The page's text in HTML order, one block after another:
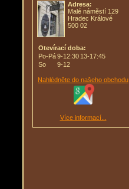
Adresa:
Malé náměstí 129
Hradec Králové
500 02
Otevírací doba:
Po-Pá9-12:30 13-17:45
So
9-12
Nahlédněte do našeho obchodu
Více informací...